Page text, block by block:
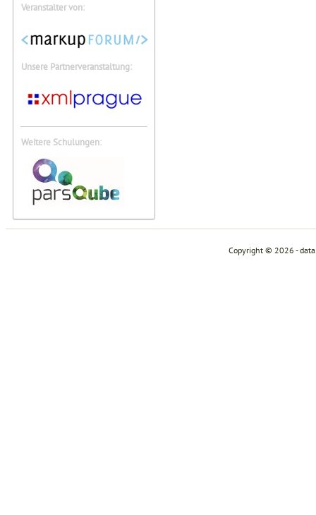
Veranstalter von:
Unsere Partnerveranstaltung:
Weitere Schulungen:
Copyright © 2026 -